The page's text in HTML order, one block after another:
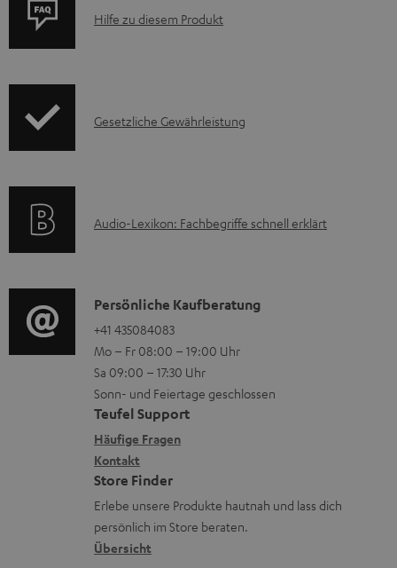
m
e
H
u
n
t
e
r
l
a
d
e
n
P
u
A
Hilfe zu diesem Produkt
I
r
t
i
o
n
e
n
z
r
G
Gesetzliche Gewährleistung
A
i
o
-
L
e
x
i
k
o
n
Audio-Lexikon: Fachbegriffe schnell erklärt
K
o
n
t
a
k
t
d
a
t
Persönliche Kaufberatung
+41 435084083
Mo – Fr 08:00 – 19:00 Uhr
Sa 09:00 – 17:30 Uhr
Sonn- und Feiertage geschlossen
Teufel Support
Häufige Fragen
Kontakt
Store Finder
Erlebe unsere Produkte hautnah und lass dich
persönlich im Store beraten.
Übersicht